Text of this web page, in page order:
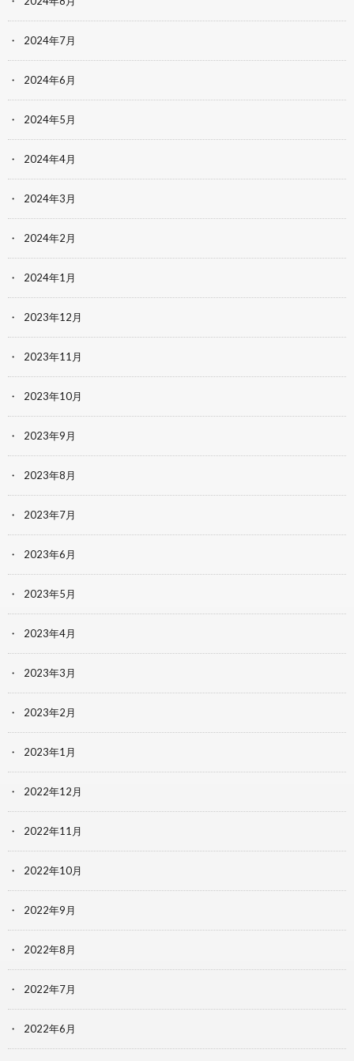
2024年7月
2024年6月
2024年5月
2024年4月
2024年3月
2024年2月
2024年1月
2023年12月
2023年11月
2023年10月
2023年9月
2023年8月
2023年7月
2023年6月
2023年5月
2023年4月
2023年3月
2023年2月
2023年1月
2022年12月
2022年11月
2022年10月
2022年9月
2022年8月
2022年7月
2022年6月